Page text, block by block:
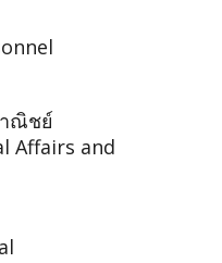
ณิชย์
Affairs and